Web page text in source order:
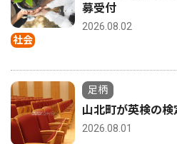
社会
募受付
2026.08.02
足柄
山北町が英検の
2026.08.01